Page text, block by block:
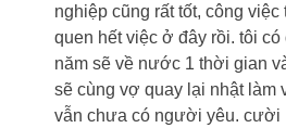
nghiệp cũng rất tốt, công
quen hết việc ở đây rồi. tôi
năm sẽ về nước 1 thời gian
sẽ cùng vợ quay lại nhật làm
vẫn chưa có người yêu. cười